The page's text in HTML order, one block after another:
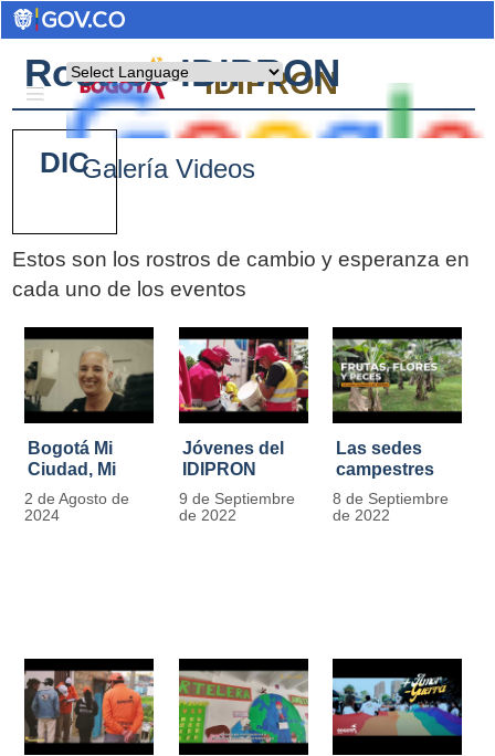
Powered by
IDIPRON
Rostros IDIPRON
Galería Videos
Estos son los rostros de cambio y esperanza en
cada uno de los eventos
Bogotá Mi
Ciudad, Mi
Casa
2 de Agosto de
2024
Jóvenes del
IDIPRON
restauraron
más de 13.000
9 de Septiembre
de 2022
Las sedes
campestres
de IDIPRON
se convierten
8 de Septiembre
de 2022
Pages
DIC